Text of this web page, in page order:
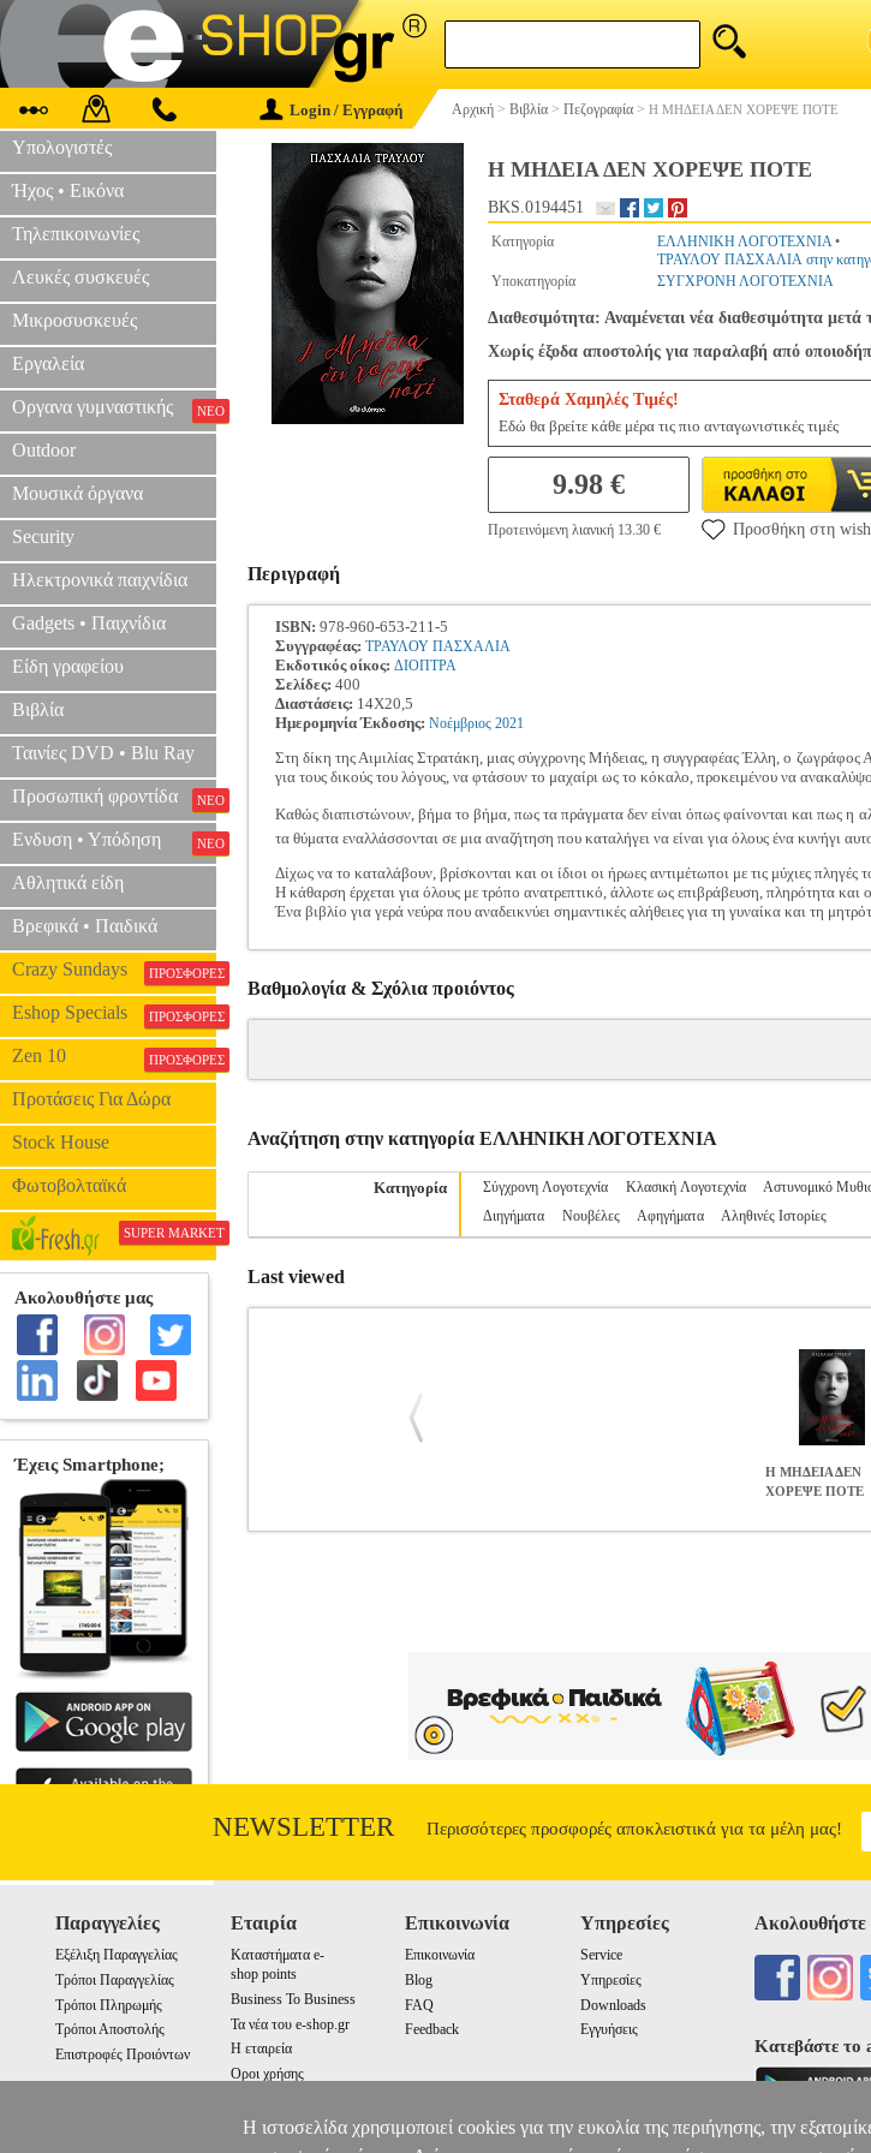
Login / Εγγραφή Αρχική > Βιβλία > Πεζογραφία > Η ΜΗΔΕΙΑ ΔΕΝ ΧΟΡΕΨΕ ΠΟΤΕ
Υπολογιστές
Ήχος • Εικόνα
Τηλεπικοινωνίες
Λευκές συσκευές
Μικροσυσκευές
Εργαλεία
Οργανα γυμναστικής ΝΕΟ
Outdoor
Μουσικά όργανα
Security
Ηλεκτρονικά παιχνίδια
Gadgets • Παιχνίδια
Είδη γραφείου
Βιβλία
Ταινίες DVD • Blu Ray
Προσωπική φροντίδα ΝΕΟ
Ενδυση • Υπόδηση ΝΕΟ
Αθλητικά είδη
Βρεφικά • Παιδικά
Crazy Sundays ΠΡΟΣΦΟΡΕΣ
Eshop Specials ΠΡΟΣΦΟΡΕΣ
Zen 10 ΠΡΟΣΦΟΡΕΣ
Προτάσεις Για Δώρα
Stock House
Φωτοβολταϊκά
SUPER MARKET
Η ΜΗΔΕΙΑ ΔΕΝ ΧΟΡΕΨΕ ΠΟΤΕ
BKS.0194451
Κατηγορία ΕΛΛΗΝΙΚΗ ΛΟΓΟΤΕΧΝΙΑ•
ΤΡΑΥΛΟΥ ΠΑΣΧΑΛΙΑ στην
Υποκατηγορία
ΣΥΓΧΡΟΝΗ ΛΟΓΟΤΕΧΝΙΑ
Διαθεσιμότητα: Αναμένεται νέα διαθεσιμότητα μετά
Χωρίς έξοδα αποστολής για παραλαβή από
Σταθερά Χαμηλές Τιμές!
Εδώ θα βρείτε κάθε μέρα τις πιο ανταγωνιστικές τιμές
9.98 €
Προτεινόμενη λιανική 13.30 € Προσθήκη στη
Περιγραφή
ISBN: 978-960-653-211-5
Συγγραφέας: ΤΡΑΥΛΟΥ ΠΑΣΧΑΛΙΑ
Εκδοτικός οίκος: ΔΙΟΠΤΡΑ
Σελίδες: 400
Διαστάσεις: 14Χ20,5
Ημερομηνία Έκδοσης: Νοέμβριος 2021
Στη δίκη της Αιμιλίας Στρατάκη, μιας σύγχρονης Μήδειας, η συγγραφέας Έλλη, ο
για τους δικούς του λόγους, να φτάσουν το μαχαίρι ως το κόκαλο, προκειμένου να
Καθώς διαπιστώνουν, βήμα το βήμα, πως τα πράγματα δεν είναι όπως φαίνονται και πως η
τα θύματα εναλλάσσονται σε μια αναζήτηση που καταλήγει να είναι για όλους ένα κυνήγι
Δίχως να το καταλάβουν, βρίσκονται και οι ίδιοι οι ήρωες αντιμέτωποι με τις μύχιες πληγές
Η κάθαρση έρχεται για όλους με τρόπο ανατρεπτικό, άλλοτε ως επιβράβευση, πληρότητα
Ένα βιβλίο για γερά νεύρα που αναδεικνύει σημαντικές αλήθειες για τη γυναίκα και τη
Βαθμολογία & Σχόλια προιόντος
Αναζήτηση στην κατηγορία ΕΛΛΗΝΙΚΗ ΛΟΓΟΤΕΧΝΙΑ
Κατηγορία Σύγχρονη Λογοτεχνία Κλασική Λογοτεχνία Αστυνομικό
Διηγήματα
Νουβέλες Αφηγήματα Αληθινές Ιστορίες
Last viewed
Η ΜΗΔΕΙΑ ΔΕΝ
ΧΟΡΕΨΕ ΠΟΤΕ
πράγματα δεν είναι όπως φαίνονται και πως η αλήθεια απέχει πολύ απ ό, τι ορίζει
μια αναζήτηση που καταλήγει να είναι για όλους ένα κυνήγι αυτοκαθορισμού
αντιμέτωποι με τις μύχιες πληγές τους. Η κάθαρση έρχεται για όλους με τρόπο
ως απόρριψη, μοναξιά και ποινή. Ένα βιβλίο για γερά νεύρα που αναδεικνύει
νέους ορίζοντες αυτογνωσίας.
Η
NEWSLETTER Περισσότερες προσφορές αποκλειστικά για τα μέλη μας!
Παραγγελίες
Εξέλιξη Παραγγελίας
Τρόποι Παραγγελίας
Τρόποι Πληρωμής
Τρόποι Αποστολής
Επιστροφές Προιόντων
Εταιρία
Καταστήματα e-
shop points
Business To Business
Τα νέα του e-shop.gr
Η εταιρεία
Οροι χρήσης
Επικοινωνία
Επικοινωνία
Blog
FAQ
Feedback
Υπηρεσίες
Service
Υπηρεσίες
Downloads
Εγγυήσεις
Ακολουθήστε
Κατεβάστε το
Η ιστοσελίδα χρησιμοποιεί cookies για την ευκολία της περιήγησης, την